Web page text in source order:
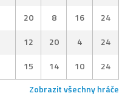
20 8 16
24
12 20 4
24
15 14 10
24
Zobrazit všechny hráče